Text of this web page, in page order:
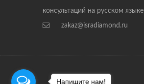
консультаций на русском языке
zakaz@isradiamond.ru
Напишите нам!